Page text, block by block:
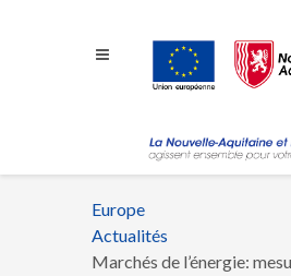
Fil
d'Ariane
Europe
Actualités
Marchés de l’énergie: